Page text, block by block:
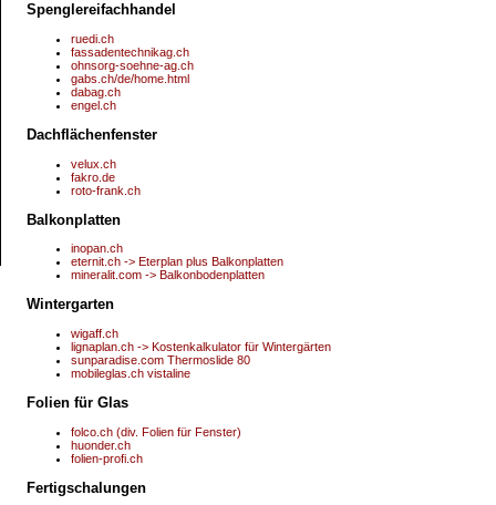
Spenglereifachhandel
ruedi.ch
fassadentechnikag.ch
ohnsorg-soehne-ag.ch
gabs.ch/de/home.html
dabag.ch
engel.ch
Dachflächenfenster
velux.ch
fakro.de
roto-frank.ch
Balkonplatten
inopan.ch
eternit.ch -> Eterplan plus Balkonplatten
mineralit.com -> Balkonbodenplatten
Wintergarten
wigaff.ch
lignaplan.ch -> Kostenkalkulator für Wintergärten
sunparadise.com Thermoslide 80
mobileglas.ch vistaline
Folien für Glas
folco.ch (div. Folien für Fenster)
huonder.ch
folien-profi.ch
Fertigschalungen